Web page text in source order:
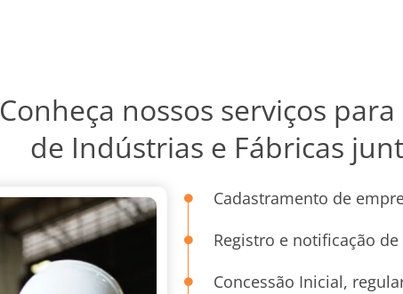
Conheça nossos serviços
de Indústrias e Fábricas
Cadastramento de
Registro e notificação
Concessão Inicial,